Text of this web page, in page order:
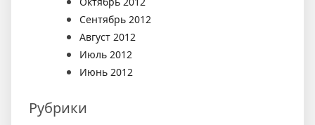
Сентябрь 2012
Август 2012
Июль 2012
Июнь 2012
Рубрики